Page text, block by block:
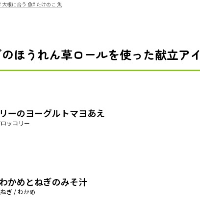
大根に合う 魚# たけのこ 魚
ほうれん草ロールを使った献立ア
ーのヨーグルトマヨあえ
ロッコリー
かめとねぎのみそ汁
ねぎ / わかめ